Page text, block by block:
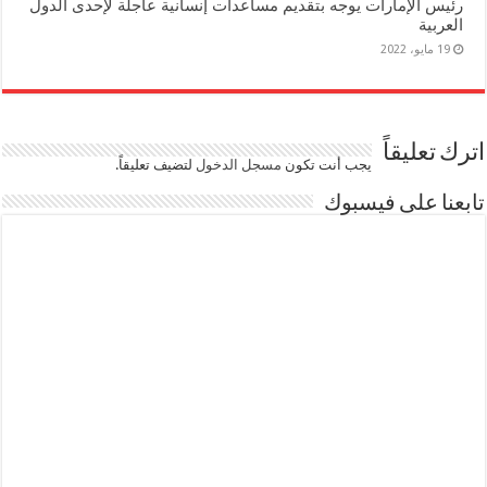
رئيس الإمارات يوجه بتقديم مساعدات إنسانية عاجلة لإحدى الدول
العربية
19 مايو، 2022
اترك تعليقاً يجب أنت تكون مسجل الدخوللتضيف تعليقاً.
تابعنا على فيسبوك